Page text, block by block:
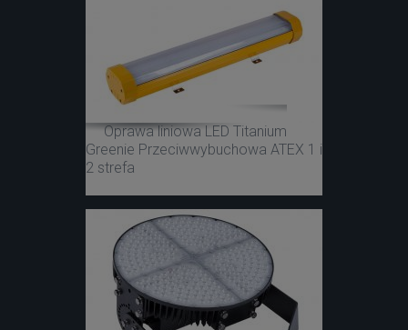
Oprawa liniowa LED Titanium
Greenie Przeciwwybuchowa ATEX 1 i
2 strefa